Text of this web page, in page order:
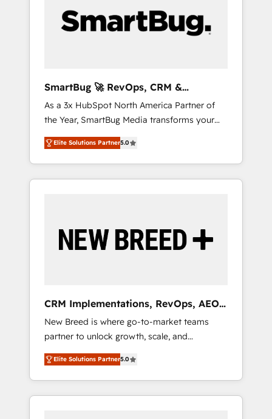
PMOとして主導。「設定の代行ではなく、設計
の責任」を引き受け、部門横断の統合・浸透・
Hubで一体提供。 ▸ 既存CRM・MAからの移行
支援：Salesforce・Marketo・Pardot等からの
移行、カスタム設計、履歴データ移行と活用設
計まで。 ▸ AEO対応：ChatGPT・Perplexity等
のAI検索からの流入・引用を前提にコンテンツ
HubSpotアワード受賞・HUGリーダー ✓
AI活用に関するご相談、現状整理の壁打ちな
ど、構想段階からお気軽にお問い合わせくださ
and Story to stop "accelerating a mess." ⚙️
Elite Engineering & AI Scalable Architecture:
agents, and high-integrity migrations for total
reporting clarity. Security & Compliance: SOC
2 Type I and HIPAA attested for enterprise-
grade data security. 🏆 Why Bluleadz? GTM
OS Partner | 16+ Years Experience | 1,000+
Five-Star Reviews
SmartBug 🚀 RevOps, CRM &
Integration Experts
As a 3x HubSpot North America Partner of
the Year, SmartBug Media transforms your
customer lifecycle into a revenue engine. Our
unified ecosystem includes specialized
divisions Globalia (AI & Software) and Point
Success Media (Paid Media), making this the
by Globalia’s technical development team. -
19 HubSpot-certified trainers to drive
deployment of Breeze AI and custom agents
to automate growth. 🏆 Elite Excellence - 8
platform accreditations and deep HIPAA-
compliance expertise. - A team of 250+
experts dedicated to your resilient growth.
Elite Solutions Partner5.0
CRM Implementations, RevOps, AEO
+ Web, Demand Gen
New Breed is where go-to-market teams
partner to unlock growth, scale, and
transformation. We help companies activate
HubSpot’s AI-powered customer platform
and operationalize HubSpot’s Loop
Marketing framework through expert-led
Elite Solutions Partner5.0